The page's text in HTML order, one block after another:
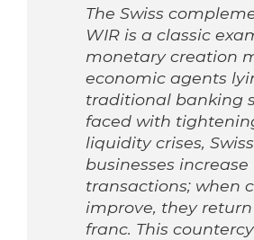
The Swiss
WIR is a classic
monetary creation
economic agents
traditional banking
faced with
liquidity crises,
businesses
transactions; when
improve, they
franc. This